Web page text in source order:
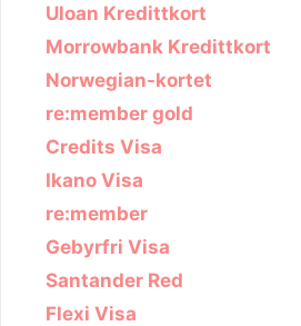
Uloan Kredittkort
Morrowbank Kredittkort
Norwegian-kortet
re:member gold
Credits Visa
Ikano Visa
re:member
Gebyrfri Visa
Santander Red
Flexi Visa